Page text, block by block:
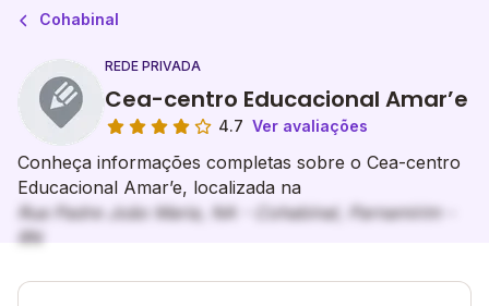
Cohabinal
REDE PRIVADA
Cea-centro Educacional Amar’e
4.7 Ver avaliações
Conheça informações completas sobre o Cea-centro
Educacional Amar’e, localizada na
Rua Padre João Maria, NA - Cohabinal, Parnamirim -
RN